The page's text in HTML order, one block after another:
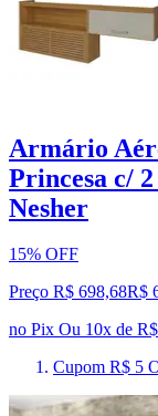
Armário
Princesa c/
Nesher
15% OFF
Preço R$ 698,68R$
no Pix Ou 10x de
Cupom R$ 5